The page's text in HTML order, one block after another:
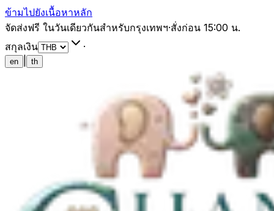
ข้ามไปยังเนื้อหาหลัก
จัดส่งฟรี ในวันเดียวกันสำหรับกรุงเทพฯ·สั่งก่อน 15:00 น.
สกุลเงิน
·
en th